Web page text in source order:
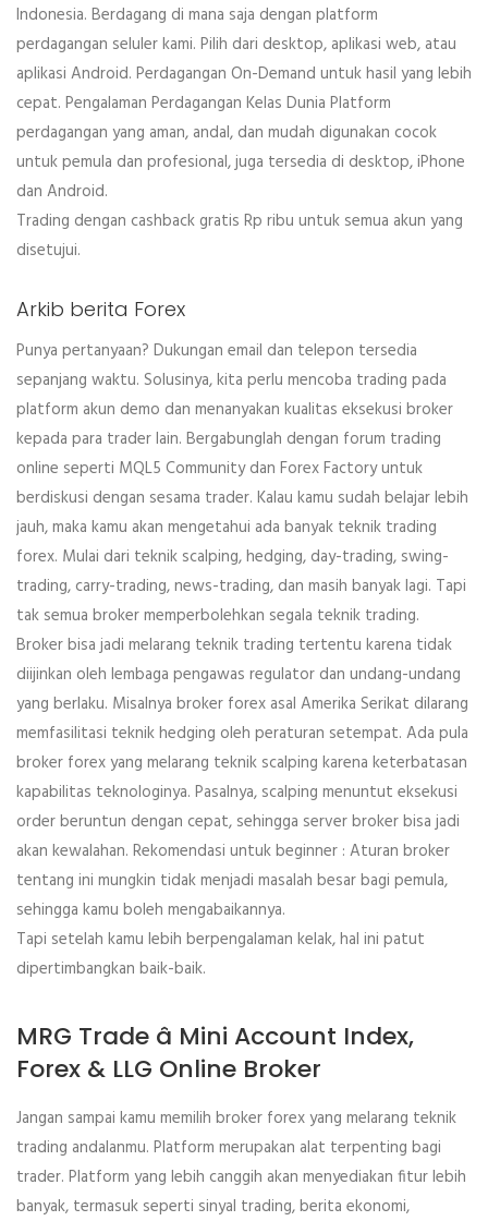
Indonesia. Berdagang di mana saja dengan platform
perdagangan seluler kami. Pilih dari desktop, aplikasi web, atau
aplikasi Android. Perdagangan On-Demand untuk hasil yang lebih
cepat. Pengalaman Perdagangan Kelas Dunia Platform
perdagangan yang aman, andal, dan mudah digunakan cocok
untuk pemula dan profesional, juga tersedia di desktop, iPhone
dan Android.
Trading dengan cashback gratis Rp ribu untuk semua akun yang
disetujui.
Arkib berita Forex
Punya pertanyaan? Dukungan email dan telepon tersedia
sepanjang waktu. Solusinya, kita perlu mencoba trading pada
platform akun demo dan menanyakan kualitas eksekusi broker
kepada para trader lain. Bergabunglah dengan forum trading
online seperti MQL5 Community dan Forex Factory untuk
berdiskusi dengan sesama trader. Kalau kamu sudah belajar lebih
jauh, maka kamu akan mengetahui ada banyak teknik trading
forex. Mulai dari teknik scalping, hedging, day-trading, swing-
trading, carry-trading, news-trading, dan masih banyak lagi. Tapi
tak semua broker memperbolehkan segala teknik trading.
Broker bisa jadi melarang teknik trading tertentu karena tidak
diijinkan oleh lembaga pengawas regulator dan undang-undang
yang berlaku. Misalnya broker forex asal Amerika Serikat dilarang
memfasilitasi teknik hedging oleh peraturan setempat. Ada pula
broker forex yang melarang teknik scalping karena keterbatasan
kapabilitas teknologinya. Pasalnya, scalping menuntut eksekusi
order beruntun dengan cepat, sehingga server broker bisa jadi
akan kewalahan. Rekomendasi untuk beginner : Aturan broker
tentang ini mungkin tidak menjadi masalah besar bagi pemula,
sehingga kamu boleh mengabaikannya.
Tapi setelah kamu lebih berpengalaman kelak, hal ini patut
dipertimbangkan baik-baik.
MRG Trade â Mini Account Index,
Forex & LLG Online Broker
Jangan sampai kamu memilih broker forex yang melarang teknik
trading andalanmu. Platform merupakan alat terpenting bagi
trader. Platform yang lebih canggih akan menyediakan fitur lebih
banyak, termasuk seperti sinyal trading, berita ekonomi,